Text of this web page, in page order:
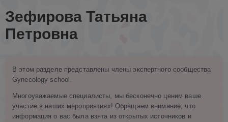
Зефирова Татьяна
Петровна
В этом разделе представлены члены экспертного сообщества
Gynecology school.
Многоуважаемые специалисты, мы бесконечно ценим ваше
участие в наших мероприятиях! Обращаем внимание, что
информация о вас была взята из открытых источников и